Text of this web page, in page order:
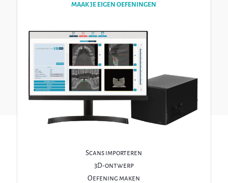
MAAK JE EIGEN OEFENINGEN
Scans importeren
3D-ontwerp
Oefening maken